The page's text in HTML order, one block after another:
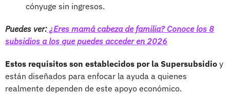
cónyuge sin ingresos.
Puedes ver: ¿Eres mamá cabeza de familia? Conoce los 8
subsidios a los que puedes acceder en 2026
Estos requisitos son establecidos por la Supersubsidio y
están diseñados para enfocar la ayuda a quienes
realmente dependen de este apoyo económico.